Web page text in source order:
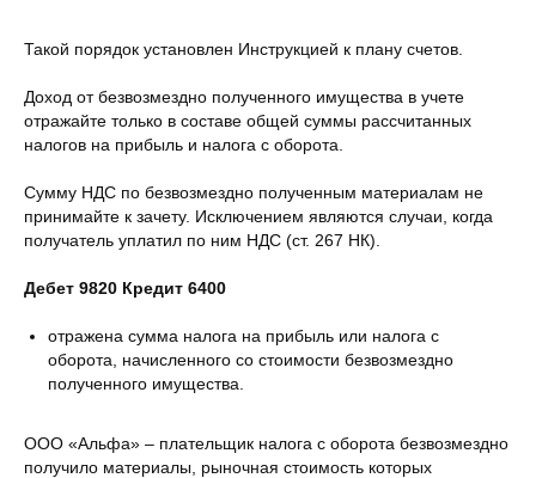
Такой порядок установлен Инструкцией к плану счетов.
Доход от безвозмездно полученного имущества в учете
отражайте только в составе общей суммы рассчитанных
налогов на прибыль и налога с оборота.
Сумму НДС по безвозмездно полученным материалам не
принимайте к зачету. Исключением являются случаи, когда
получатель уплатил по ним НДС (ст. 267 НК).
Дебет 9820 Кредит 6400
отражена сумма налога на прибыль или налога с
оборота, начисленного со стоимости безвозмездно
полученного имущества.
ООО «Альфа» – плательщик налога с оборота безвозмездно
получило материалы, рыночная стоимость которых